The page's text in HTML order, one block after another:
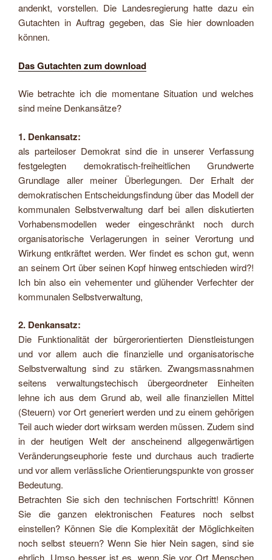
andenkt, vorstellen. Die Landesregierung hatte dazu ein
Gutachten in Auftrag gegeben, das Sie hier downloaden
können.
Das Gutachten zum download
Wie betrachte ich die momentane Situation und welches
sind meine Denkansätze?
1. Denkansatz:
als parteiloser Demokrat sind die in unserer Verfassung
festgelegten demokratisch-freiheitlichen Grundwerte
Grundlage aller meiner Überlegungen. Der Erhalt der
demokratischen Entscheidungsfindung über das Modell der
kommunalen Selbstverwaltung darf bei allen diskutierten
Vorhabensmodellen weder eingeschränkt noch durch
organisatorische Verlagerungen in seiner Verortung und
Wirkung entkräftet werden. Wer findet es schon gut, wenn
an seinem Ort über seinen Kopf hinweg entschieden wird?!
Ich bin also ein vehementer und glühender Verfechter der
kommunalen Selbstverwaltung,
2. Denkansatz:
Die Funktionalität der bürgerorientierten Dienstleistungen
und vor allem auch die finanzielle und organisatorische
Selbstverwaltung sind zu stärken. Zwangsmassnahmen
seitens verwaltungstechisch übergeordneter Einheiten
lehne ich aus dem Grund ab, weil alle finanziellen Mittel
(Steuern) vor Ort generiert werden und zu einem gehörigen
Teil auch wieder dort wirksam werden müssen. Zudem sind
in der heutigen Welt der anscheinend allgegenwärtigen
Veränderungseuphorie feste und durchaus auch tradierte
und vor allem verlässliche Orientierungspunkte von grosser
Bedeutung.
Betrachten Sie sich den technischen Fortschritt! Können
Sie die ganzen elektronischen Features noch selbst
einstellen? Können Sie die Komplexität der Möglichkeiten
noch selbst steuern? Wenn Sie hier Nein sagen, sind sie
ehrlich. Umso besser ist es, wenn Sie vor Ort Menschen